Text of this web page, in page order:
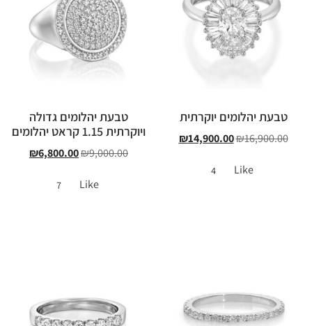
טבעת יהלומים יוקרתית
₪16,900.00
₪14,900.00
Like
4
טבעת יהלומים גדולה
ויוקרתית 1.15 קראט יהלומים
₪9,000.00
₪6,800.00
Like
7